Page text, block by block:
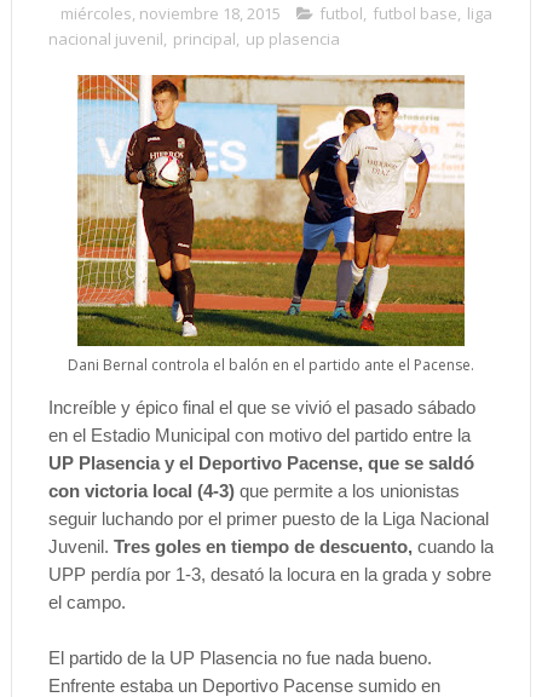
miércoles, noviembre 18, 2015 futbol, futbol base, liga
nacional juvenil, principal, up plasencia
Dani Bernal controla el balón en el partido ante el Pacense.
Increíble y épico final el que se vivió el pasado sábado
en el Estadio Municipal con motivo del partido entre la
UP Plasencia y el Deportivo Pacense, que se saldó
con victoria local (4-3) que permite a los unionistas
seguir luchando por el primer puesto de la Liga Nacional
Juvenil. Tres goles en tiempo de descuento, cuando la
UPP perdía por 1-3, desató la locura en la grada y sobre
el campo.
El partido de la UP Plasencia no fue nada bueno.
Enfrente estaba un Deportivo Pacense sumido en